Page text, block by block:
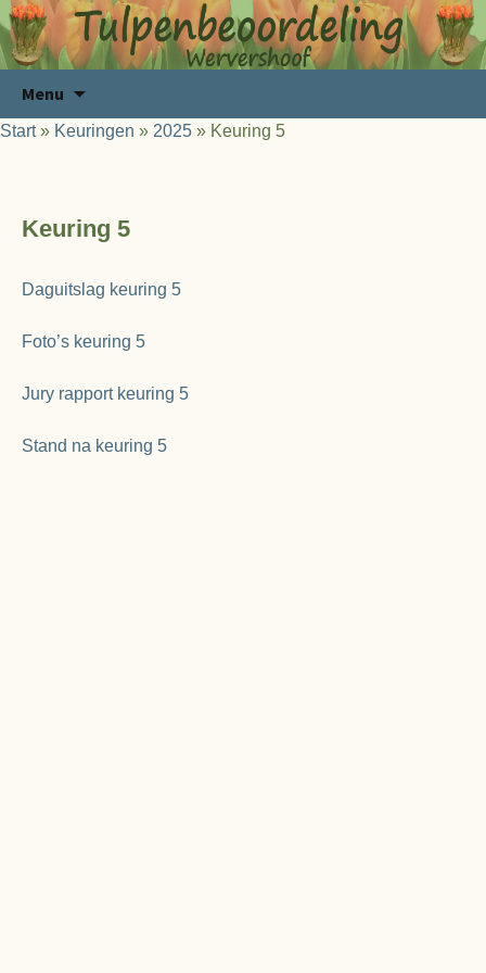
Menu
de
Start» Keuringen » 2025 » Keuring 5
Keuring 5
Daguitslag keuring 5
Foto’s keuring 5
Jury rapport keuring 5
Stand na keuring 5